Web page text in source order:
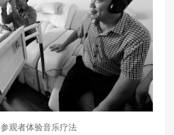
参观者体验音乐疗法